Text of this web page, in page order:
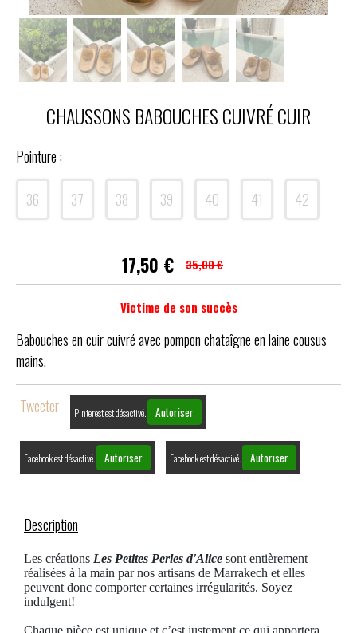
CHAUSSONS BABOUCHES CUIVRÉ CUIR
Pointure :
36 37 38 39 40 41 42
17,50 € 35,00 €
Victime de son succès
Babouches en cuir cuivré avec pompon chataîgne en laine cousus
mains.
Tweeter Pinterest est désactivé. Autoriser
Facebook est désactivé. Autoriser Facebook est désactivé. Autoriser
Description
Les créations Les Petites Perles d'Alice sont entièrement
réalisées à la main par nos artisans de Marrakech et elles
peuvent donc comporter certaines irrégularités. Soyez
indulgent!
Chaque pièce est unique et c’est justement ce qui apportera